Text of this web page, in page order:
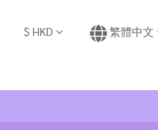
$ HKD 繁體中文